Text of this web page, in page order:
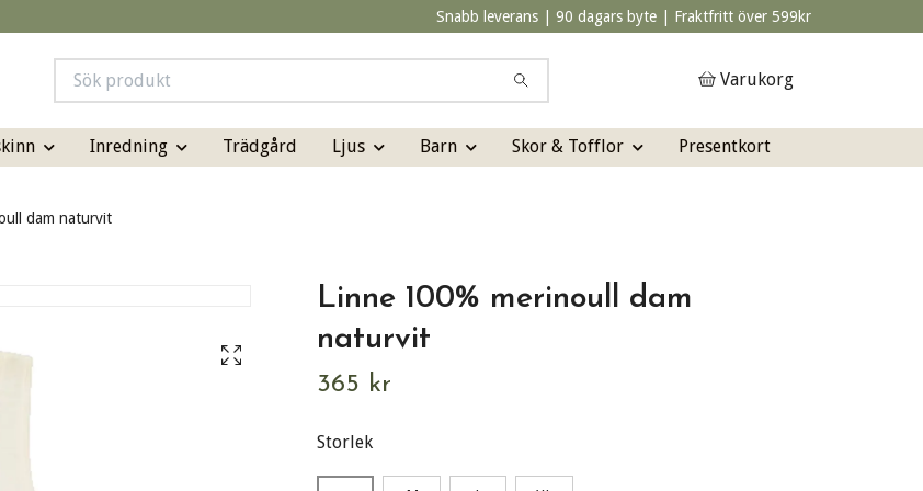
Snabb leverans | 90 dagars byte | Fraktfritt över 599kr
Varukorg
Inredning Trädgård Ljus Barn Skor & Tofflor Presentkort
dam naturvit
Linne 100% merinoull dam
naturvit
365 kr
Storlek